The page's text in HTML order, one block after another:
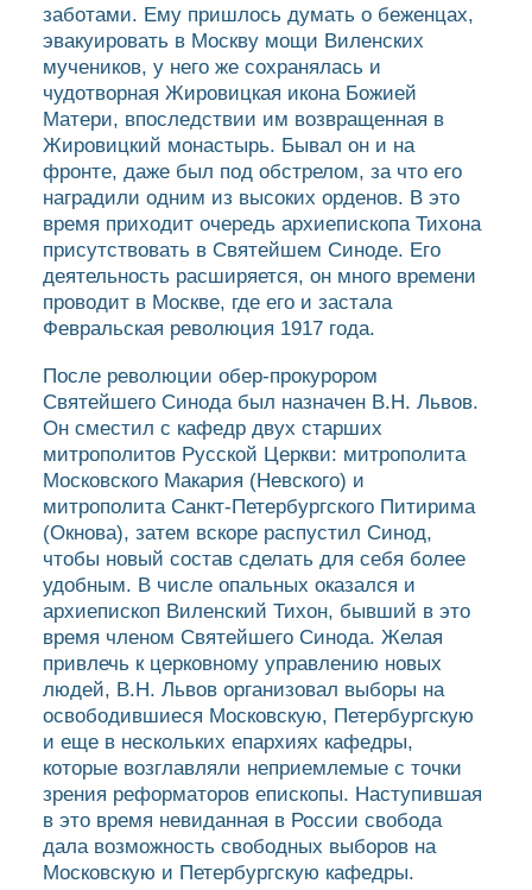
заботами. Ему пришлось думать о беженцах,
эвакуировать в Москву мощи Виленских
мучеников, у него же сохранялась и
чудотворная Жировицкая икона Божией
Матери, впоследствии им возвращенная в
Жировицкий монастырь. Бывал он и на
фронте, даже был под обстрелом, за что его
наградили одним из высоких орденов. В это
время приходит очередь архиепископа Тихона
присутствовать в Святейшем Синоде. Его
деятельность расширяется, он много времени
проводит в Москве, где его и застала
Февральская революция 1917 года.
После революции обер-прокурором
Святейшего Синода был назначен В.Н. Львов.
Он сместил с кафедр двух старших
митрополитов Русской Церкви: митрополита
Московского Макария (Невского) и
митрополита Санкт-Петербургского Питирима
(Окнова), затем вскоре распустил Синод,
чтобы новый состав сделать для себя более
удобным. В числе опальных оказался и
архиепископ Виленский Тихон, бывший в это
время членом Святейшего Синода. Желая
привлечь к церковному управлению новых
людей, В.Н. Львов организовал выборы на
освободившиеся Московскую, Петербургскую
и еще в нескольких епархиях кафедры,
которые возглавляли неприемлемые с точки
зрения реформаторов епископы. Наступившая
в это время невиданная в России свобода
дала возможность свободных выборов на
Московскую и Петербургскую кафедры.